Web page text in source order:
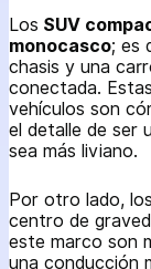
Los SUV
monocasco; es
chasis y una
conectada.
vehículos son
el detalle de ser
sea más liviano.
Por otro lado,
centro de
este marco son
una conducción